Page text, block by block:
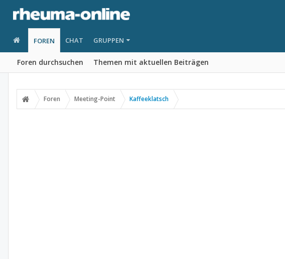
FOREN
Foren durchsuchen Themen mit aktuellen Beiträgen
CHAT GRUPPEN
Foren Meeting-Point Kaffeeklatsch